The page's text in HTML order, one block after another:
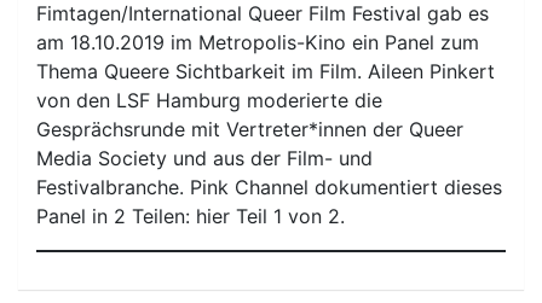
Fimtagen/International Queer Film Festival gab es
am 18.10.2019 im Metropolis-Kino ein Panel zum
Thema Queere Sichtbarkeit im Film. Aileen Pinkert
von den LSF Hamburg moderierte die
Gesprächsrunde mit Vertreter*innen der Queer
Media Society und aus der Film- und
Festivalbranche. Pink Channel dokumentiert dieses
Panel in 2 Teilen: hier Teil 1 von 2.